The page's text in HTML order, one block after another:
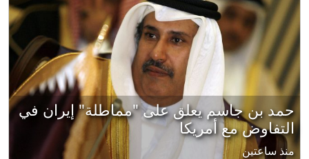
حمد بن جاسم يعلق على "مماطلة" إيران في
التفاوض مع أمريكا
منذ ساعتين